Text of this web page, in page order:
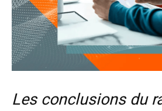
Les conclusions du